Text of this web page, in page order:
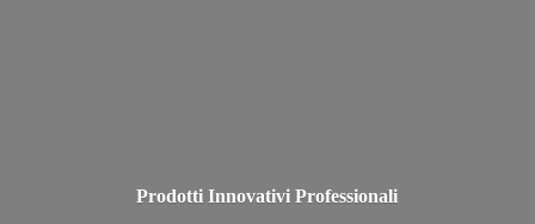
Prodotti Innovativi Professionali